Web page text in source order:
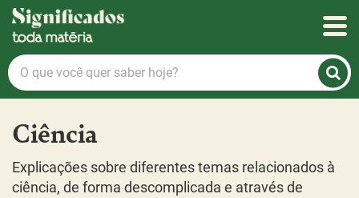
Significados
O
que
você
quer
saber
hoje?
Ciência
Explicações sobre diferentes temas relacionados à
ciência, de forma descomplicada e através de